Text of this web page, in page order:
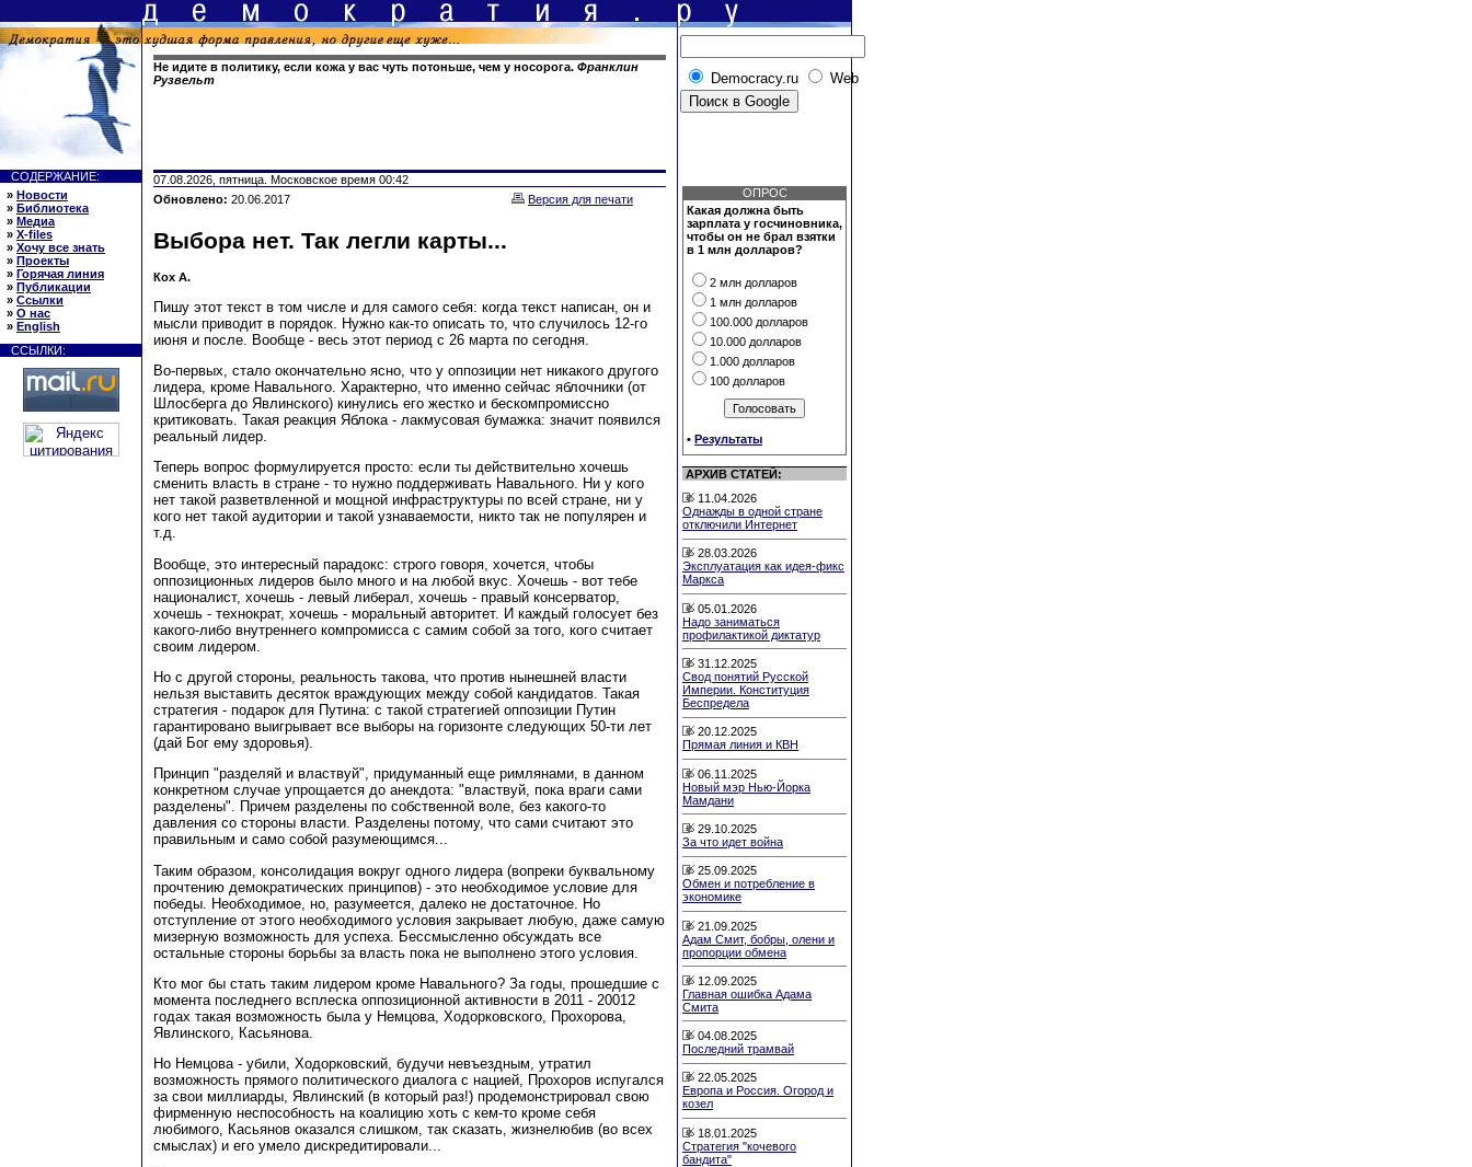
Не идите в политику, если кожа у вас чуть потоньше, чем у носорога. Франклин
Рузвельт
Democracy.ru Web
СОДЕРЖАНИЕ:
» Новости
» Библиотека
» Медиа
» X-files
» Хочу все знать
» Проекты
» Горячая линия
» Публикации
» Ссылки
» О нас
» English
ССЫЛКИ:
07.08.2026, пятница. Московское время 00:42
Обновлено: 20.06.2017 Версия для печати
Выбора нет. Так легли карты...
Кох А.
Пишу этот текст в том числе и для самого себя: когда текст написан, он и
мысли приводит в порядок. Нужно как-то описать то, что случилось 12-го
июня и после. Вообще - весь этот период с 26 марта по сегодня.
Во-первых, стало окончательно ясно, что у оппозиции нет никакого другого
лидера, кроме Навального. Характерно, что именно сейчас яблочники (от
Шлосберга до Явлинского) кинулись его жестко и бескомпромиссно
критиковать. Такая реакция Яблока - лакмусовая бумажка: значит появился
реальный лидер.
Теперь вопрос формулируется просто: если ты действительно хочешь
сменить власть в стране - то нужно поддерживать Навального. Ни у кого
нет такой разветвленной и мощной инфраструктуры по всей стране, ни у
кого нет такой аудитории и такой узнаваемости, никто так не популярен и
т.д.
Вообще, это интересный парадокс: строго говоря, хочется, чтобы
оппозиционных лидеров было много и на любой вкус. Хочешь - вот тебе
националист, хочешь - левый либерал, хочешь - правый консерватор,
хочешь - технократ, хочешь - моральный авторитет. И каждый голосует без
какого-либо внутреннего компромисса с самим собой за того, кого считает
своим лидером.
Но с другой стороны, реальность такова, что против нынешней власти
нельзя выставить десяток враждующих между собой кандидатов. Такая
стратегия - подарок для Путина: с такой стратегией оппозиции Путин
гарантировано выигрывает все выборы на горизонте следующих 50-ти лет
(дай Бог ему здоровья).
Принцип "разделяй и властвуй", придуманный еще римлянами, в данном
конкретном случае упрощается до анекдота: "властвуй, пока враги сами
разделены". Причем разделены по собственной воле, без какого-то
давления со стороны власти. Разделены потому, что сами считают это
правильным и само собой разумеющимся...
Таким образом, консолидация вокруг одного лидера (вопреки буквальному
прочтению демократических принципов) - это необходимое условие для
победы. Необходимое, но, разумеется, далеко не достаточное. Но
отступление от этого необходимого условия закрывает любую, даже самую
мизерную возможность для успеха. Бессмысленно обсуждать все
остальные стороны борьбы за власть пока не выполнено этого условия.
Кто мог бы стать таким лидером кроме Навального? За годы, прошедшие с
момента последнего всплеска оппозиционной активности в 2011 - 20012
годах такая возможность была у Немцова, Ходорковского, Прохорова,
Явлинского, Касьянова.
Но Немцова - убили, Ходорковский, будучи невъездным, утратил
возможность прямого политического диалога с нацией, Прохоров испугался
за свои миллиарды, Явлинский (в который раз!) продемонстрировал свою
фирменную неспособность на коалицию хоть с кем-то кроме себя
любимого, Касьянов оказался слишком, так сказать, жизнелюбив (во всех
смыслах) и его умело дискредитировали...
ОПРОС
Какая должна быть
зарплата у госчиновника,
чтобы он не брал взятки
в 1 млн долларов?
2 млн долларов
1 млн долларов
100.000 долларов
10.000 долларов
1.000 долларов
100 долларов
• Результаты
АРХИВ СТАТЕЙ:
11.04.2026
Однажды в одной стране
отключили Интернет
28.03.2026
Эксплуатация как идея-фикс
Маркса
05.01.2026
Надо заниматься
профилактикой диктатур
31.12.2025
Свод понятий Русской
Империи. Конституция
Беспредела
20.12.2025
Прямая линия и КВН
06.11.2025
Новый мэр Нью-Йорка
Мамдани
29.10.2025
За что идет война
25.09.2025
Обмен и потребление в
экономике
21.09.2025
Адам Смит, бобры, олени и
пропорции обмена
12.09.2025
Главная ошибка Адама
Смита
04.08.2025
Последний трамвай
22.05.2025
Европа и Россия. Огород и
козел
18.01.2025
Стратегия "кочевого
бандита"